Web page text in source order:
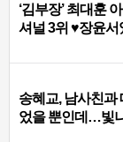
‘김부장’ 최대훈
셔널 3위 ♥장윤서
송혜교, 남사친과
었을 뿐인데…빛